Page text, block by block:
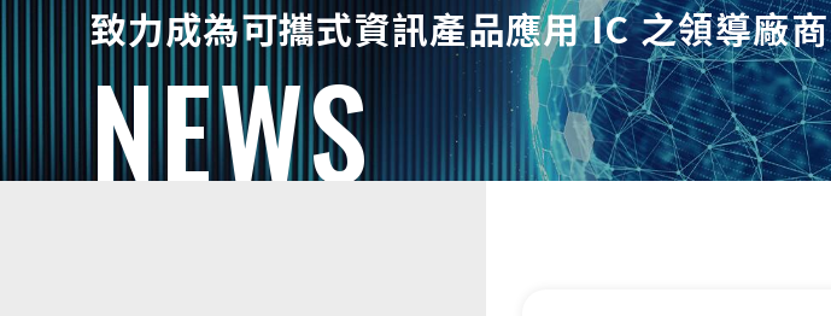
致力成為可攜式資訊產品應用 IC 之領導廠商
NEWS